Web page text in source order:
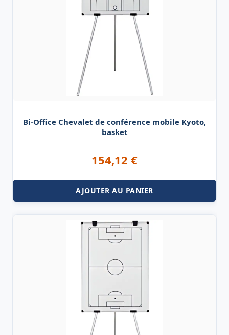
Bi-Office Chevalet de conférence mobile Kyoto,
basket
154,12 €
AJOUTER AU PANIER